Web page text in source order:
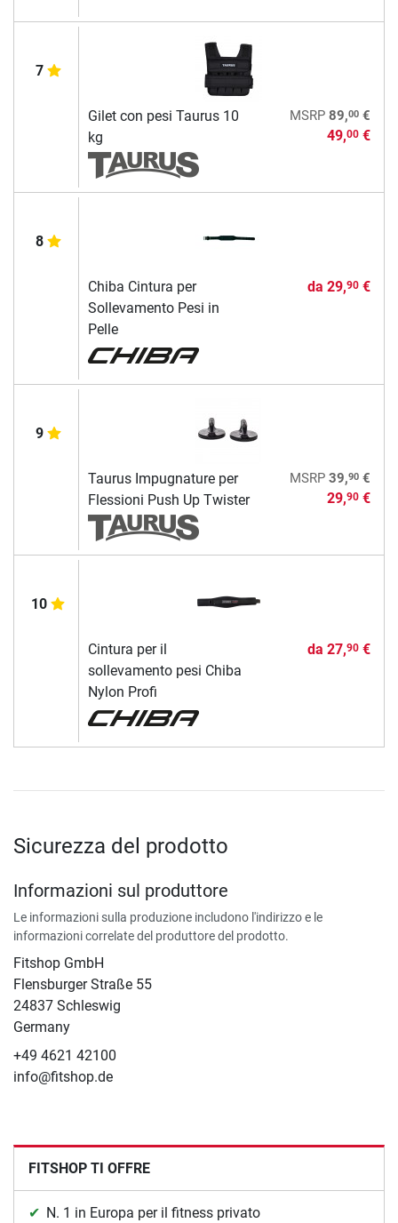
7
Gilet con pesi Taurus 10
kg
MSRP 89,00€
49,00€
8
Chiba Cintura per
Sollevamento Pesi in
Pelle
da 29,90€
9
Taurus Impugnature per
Flessioni Push Up Twister
MSRP 39,90€
29,90€
10
Cintura per il
sollevamento pesi Chiba
Nylon Profi
da 27,90€
Sicurezza del prodotto
Informazioni sul produttore
Le informazioni sulla produzione includono l'indirizzo e le
informazioni correlate del produttore del prodotto.
Fitshop GmbH
Flensburger Straße 55
24837 Schleswig
Germany
+49 4621 42100
info@fitshop.de
FITSHOP TI OFFRE
N. 1 in Europa per il fitness privato